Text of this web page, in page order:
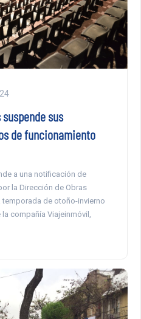
sus
de funcionamiento
a una notificación de
la Dirección de Obras
de otoño-invierno
compañía Viajeinmóvil,